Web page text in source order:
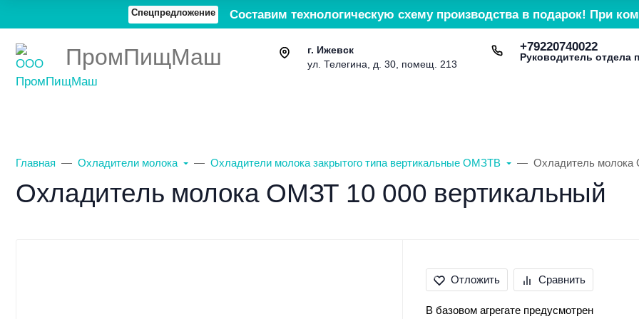
Спецпредложение Составим технологическую схему производства в подарок! При
ПромПищМаш
г. Ижевск
ул. Телегина, д. 30, помещ. 213
+79220740022
Руководитель отдела
Главная Охладители молока Охладители молока закрытого типа вертикальные ОМЗТВ Охладитель молока
Охладитель молока ОМЗТ 10 000 вертикальный
Отложить Сравнить
В базовом агрегате предусмотрен